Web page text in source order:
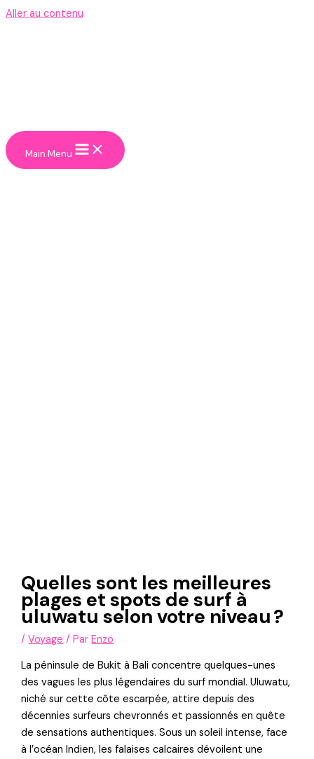
Aller au contenu
Main Menu
Quelles sont les meilleures
plages et spots de surf à
uluwatu selon votre niveau ?
/Voyage / ParEnzo
La péninsule de Bukit à Bali concentre quelques-unes
des vagues les plus légendaires du surf mondial. Uluwatu,
niché sur cette côte escarpée, attire depuis des
décennies surfeurs chevronnés et passionnés en quête
de sensations authentiques. Sous un soleil intense, face
à l’océan Indien, les falaises calcaires dévoilent une